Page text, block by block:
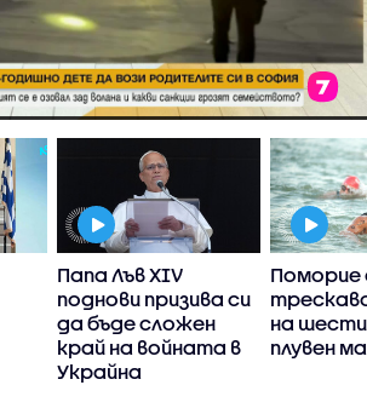
Папа Лъв XIV
поднови призива си
да бъде сложен
край на войната в
Украйна
Поморие
на
плувен